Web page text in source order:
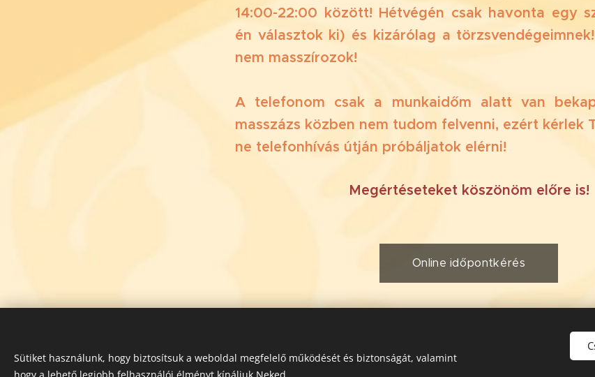
14:00-22:00 között! Hétvégén csak havonta egy
én választok ki) és kizárólag a
nem masszírozok!
A telefonom csak a munkaidőm alatt van
masszázs közben nem tudom felvenni, ezért kérlek
ne telefonhívás útján próbáljatok elérni!
🙏 Megértéseteket köszönöm előre is!
Online időpontkérés
Sütiket használunk, hogy biztosítsuk a weboldal megfelelő működését és biztonságát, valamint